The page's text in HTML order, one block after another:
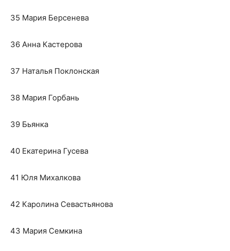
35 Мария Берсенева
36 Анна Кастерова
37 Наталья Поклонская
38 Мария Горбань
39 Бьянка
40 Екатерина Гусева
41 Юля Михалкова
42 Каролина Севастьянова
43 Мария Семкина